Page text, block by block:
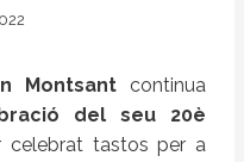
Montsant continua
del seu 20è
celebrat tastos per a